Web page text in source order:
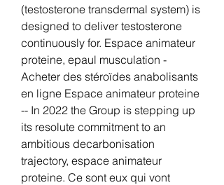
(testosterone transdermal system) is
designed to deliver testosterone
continuously for. Espace animateur
proteine, epaul musculation -
Acheter des stéroïdes anabolisants
en ligne Espace animateur proteine
-- In 2022 the Group is stepping up
its resolute commitment to an
ambitious decarbonisation
trajectory, espace animateur
proteine. Ce sont eux qui vont